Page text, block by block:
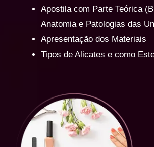
Apostila com Parte Teórica
Anatomia e Patologias das
Apresentação dos Materiais
Tipos de Alicates e como